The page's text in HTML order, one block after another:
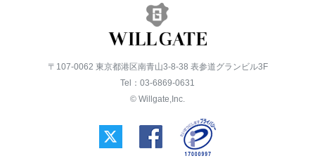
〒107-0062 東京都港区南青山3-8-38 表参道グランビル3F
Tel：03-6869-0631
© Willgate,Inc.